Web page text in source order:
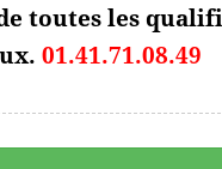
toutes les
01.41.71.08.49